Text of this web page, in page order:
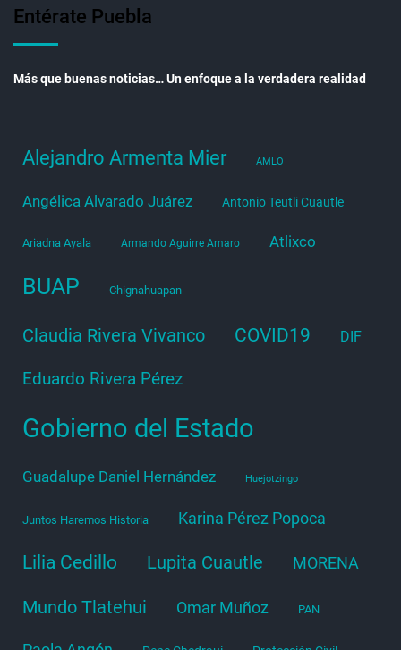
Entérate Puebla
Más que buenas noticias… Un enfoque a la verdadera realidad
Alejandro Armenta Mier AMLO
Angélica Alvarado Juárez Antonio Teutli Cuautle
Ariadna Ayala Armando Aguirre Amaro Atlixco
BUAP Chignahuapan
Claudia Rivera Vivanco COVID19 DIF
Eduardo Rivera Pérez
Gobierno del Estado
Guadalupe Daniel Hernández Huejotzingo
Juntos Haremos Historia Karina Pérez Popoca
Lilia Cedillo Lupita Cuautle MORENA
Mundo Tlatehui Omar Muñoz PAN